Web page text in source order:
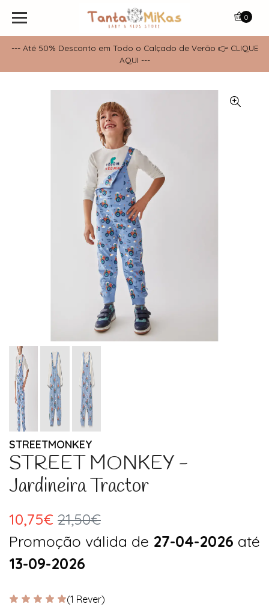
--- Até 50% Desconto em Todo o Calçado de Verão 👉 CLIQUE
AQUI ---
0
STREETMONKEY
STREET MONKEY -
Jardineira Tractor
10,75€ 21,50€
Promoção válida de 27-04-2026 até
13-09-2026
(1 Rever)